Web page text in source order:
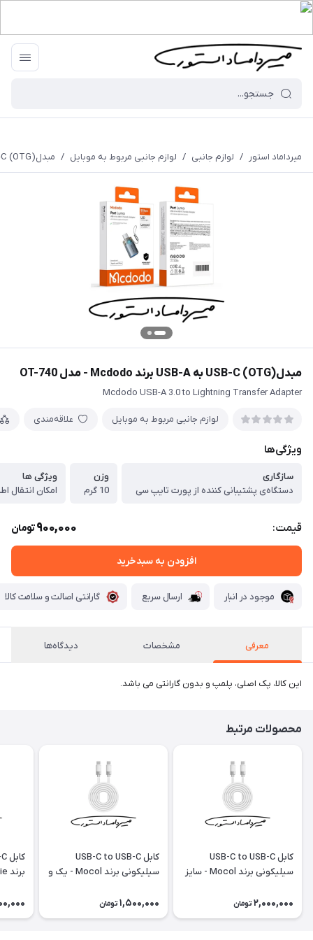
میرداماد استور / لوازم جانبی / لوازم جانبی مربوط به موبایل / مبدل(OTG) USB-C به USB-A برند Mcdodo - مدل OT-740
مبدل(OTG) USB-C به USB-A برند Mcdodo - مدل OT-740
Mcdodo USB-A 3.0 to Lightning Transfer Adapter
لوازم جانبی مربوط به موبایل علاقه‌مندی
ویژگی‌ها
سازگاری
دستگاه‌ی پشتیبانی کننده از پورت تایپ سی
وزن
10 گرم
ویژگی ها
امکان انتقال
قیمت: 900,000تومان
افزودن به سبدخرید
موجود در انبار ارسال سریع گارانتی اصالت و سلامت کالا
معرفی مشخصات دیدگاه‌ها
این کالا، پک اصلی، پلمپ و بدون گارانتی می باشد.
محصولات مرتبط
کابل USB-C to USB-C
سیلیکونی برند Mocol - سایز
2,000,000 تومان
کابل USB-C to USB-C
سیلیکونی برند Mocol - یک و
1,500,000 تومان